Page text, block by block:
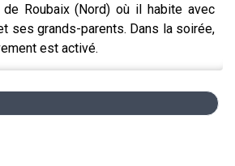
Roubaix (Nord) où il habite avec
ses grands-parents. Dans la soirée,
est activé.
les policiers décident de